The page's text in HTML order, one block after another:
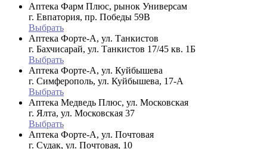
Аптека Фарм Плюс, рынок Универсам
г. Евпатория, пр. Победы 59В
Выбрать
Аптека Форте-А, ул. Танкистов
г. Бахчисарай, ул. Танкистов 17/45 кв. 1Б
Выбрать
Аптека Форте-А, ул. Куйбышева
г. Симферополь, ул. Куйбышева, 17-А
Выбрать
Аптека Медведь Плюс, ул. Московская
г. Ялта, ул. Московская 37
Выбрать
Аптека Форте-А, ул. Почтовая
г. Судак, ул. Почтовая, 10